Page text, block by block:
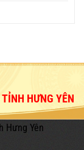
HƯNG YÊN
Hưng Yên